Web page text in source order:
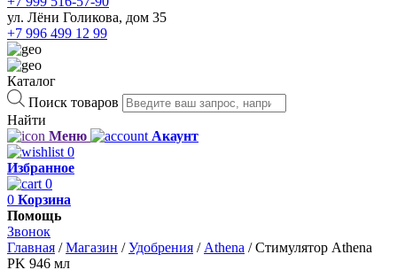
ул. Лёни Голикова, дом 35
+7 996 499 12 99
Каталог
Поиск товаров
Найти
Меню
Акаунт
0
Избранное
0
0 Корзина
Помощь
Звонок
Главная /Магазин /Удобрения / Athena /Стимулятор Athena
PK 946 мл